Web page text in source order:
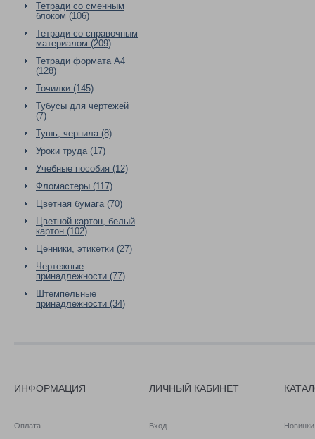
Тетради со сменным
блоком (106)
Тетради со справочным
материалом (209)
Тетради формата А4
(128)
Точилки (145)
Тубусы для чертежей
(7)
Тушь, чернила (8)
Уроки труда (17)
Учебные пособия (12)
Фломастеры (117)
Цветная бумага (70)
Цветной картон, белый
картон (102)
Ценники, этикетки (27)
Чертежные
принадлежности (77)
Штемпельные
принадлежности (34)
ИНФОРМАЦИЯ
Оплата
ЛИЧНЫЙ КАБИНЕТ
Вход Новинки